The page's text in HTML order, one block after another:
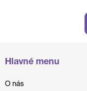
Hlavné menu
O nás